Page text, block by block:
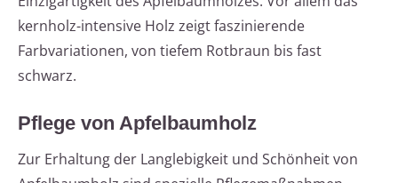
kernholz-intensive Holz zeigt faszinierende
Farbvariationen, von tiefem Rotbraun bis fast
schwarz.
Pflege von Apfelbaumholz
Zur Erhaltung der Langlebigkeit und Schönheit von